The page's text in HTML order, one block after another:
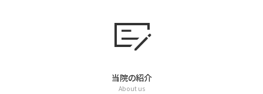
checkbook
当院の紹介
About us